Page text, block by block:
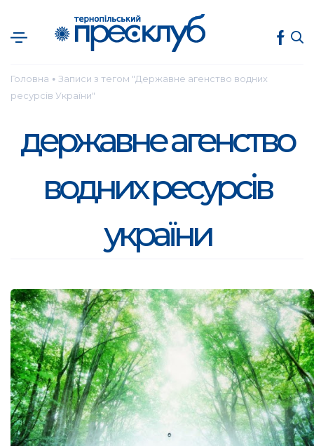
Головна ● Записи з тегом "Державне агенство водних
ресурсів України"
державне агенство
водних ресурсів
україни